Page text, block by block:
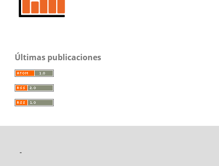
Últimas publicaciones
-